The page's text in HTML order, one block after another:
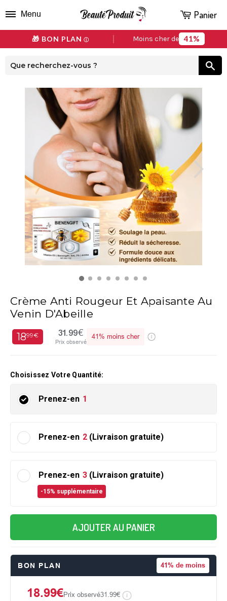
🎁 BON PLAN ⓘ Moins cher de 41%
Menu Panier
Crème Anti Rougeur Et Apaisante Au
Venin D'Abeille
1899€ 31.99€
Prix observé
41% moins cher
Choisissez Votre Quantité:
Prenez-en 1
Prenez-en 2 (Livraison gratuite)
Prenez-en 3 (Livraison gratuite)
-15% supplémentaire
AJOUTER AU PANIER
BON PLAN 41% de moins
18.99€Prix observé31.99€